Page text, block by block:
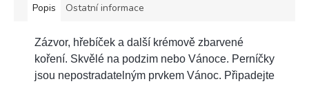
Popis Ostatní informace
Zázvor, hřebíček a další krémově zbarvené
koření. Skvělé na podzim nebo Vánoce. Perníčky
jsou nepostradatelným prvkem Vánoc. Připadejte